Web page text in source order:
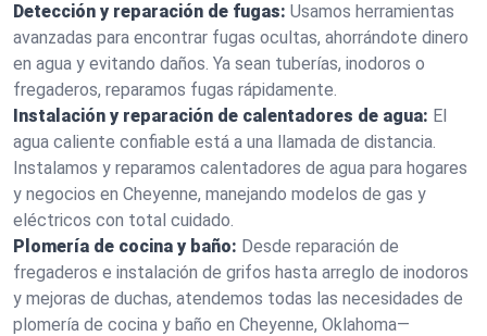
Detección y reparación de fugas: Usamos herramientas
avanzadas para encontrar fugas ocultas, ahorrándote dinero
en agua y evitando daños. Ya sean tuberías, inodoros o
fregaderos, reparamos fugas rápidamente.
Instalación y reparación de calentadores de agua: El
agua caliente confiable está a una llamada de distancia.
Instalamos y reparamos calentadores de agua para hogares
y negocios en Cheyenne, manejando modelos de gas y
eléctricos con total cuidado.
Plomería de cocina y baño: Desde reparación de
fregaderos e instalación de grifos hasta arreglo de inodoros
y mejoras de duchas, atendemos todas las necesidades de
plomería de cocina y baño en Cheyenne, Oklahoma—